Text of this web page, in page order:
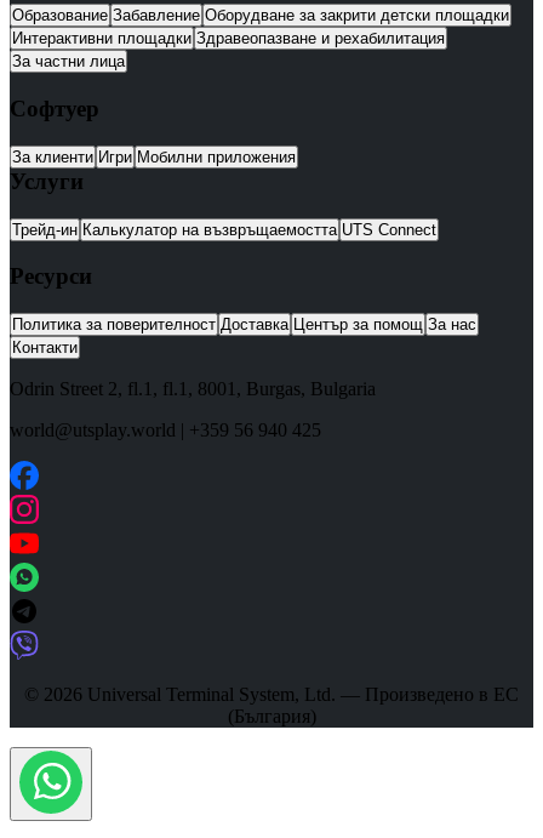
Образование Забавление Оборудване за закрити детски площадки
Интерактивни площадки Здравеопазване и рехабилитация
За частни лица
Софтуер
За клиенти Игри Мобилни приложения
Услуги
Трейд-ин Калькулатор на възвръщаемостта UTS Connect
Ресурси
Политика за поверителност Доставка Център за помощ За нас
Контакти
Odrin Street 2, fl.1 , fl.1, 8001 , Burgas, Bulgaria
world@utsplay.world | +359 56 940 425
© 2026 Universal Terminal System, Ltd. — Произведено в ЕС
(България)